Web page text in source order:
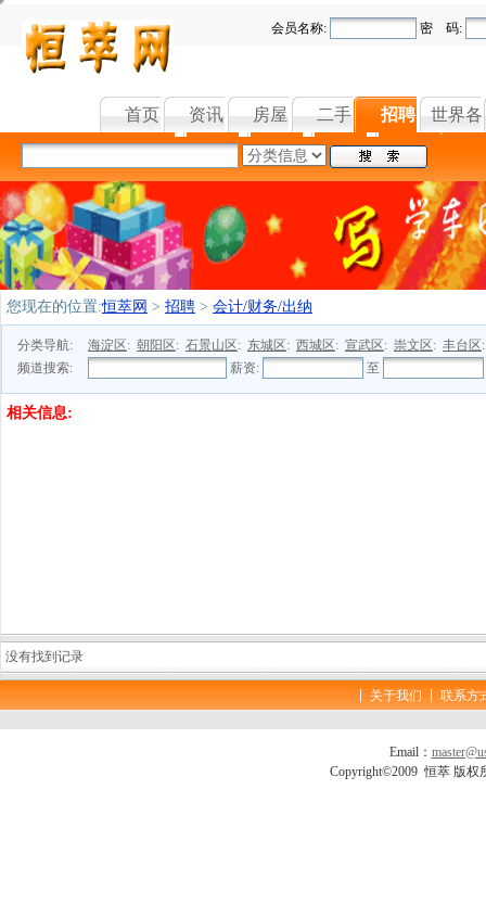
会员名称: 密 码:
首页 资讯 房屋 二手 招聘 世界各
您现在的位置:恒萃网 > 招聘 > 会计/财务/出纳
分类导航: 海淀区: 朝阳区: 石景山区: 东城区: 西城区: 宣武区: 崇文区: 丰台区
频道搜索:
薪资: 至
相关信息:
没有找到记录
关于我们 联系方
Email：
Copyright©2009 恒萃 版权